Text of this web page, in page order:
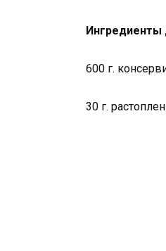
Ингредиенты
600 г.
30 г.